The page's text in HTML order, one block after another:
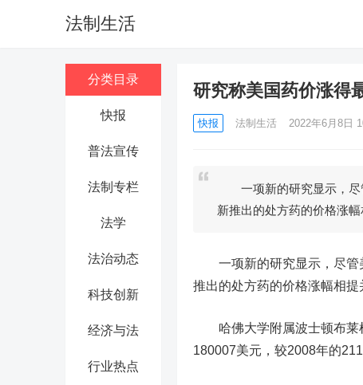
法制生活
分类目录
快报
普法宣传
法制专栏
法学
法治动态
科技创新
经济与法
行业热点
研究称美国药价涨得
快报 法制生活 2022年6月8日
一项新的研究显示，尽
新推出的处方药的价格涨
一项新的研究显示，尽管
推出的处方药的价格涨幅相提
哈佛大学附属波士顿布莱
180007美元，较2008年的